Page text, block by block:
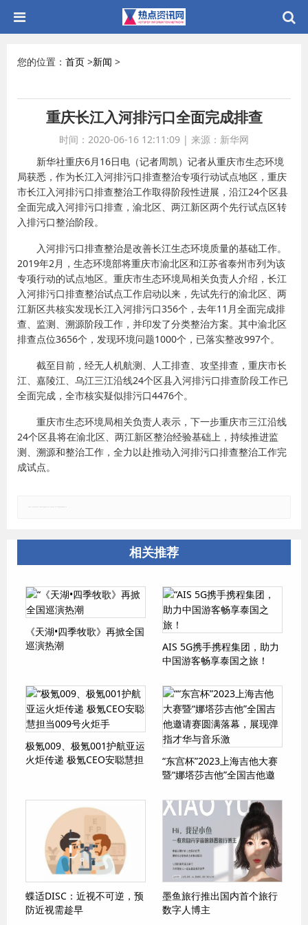
您的位置： 首页 >新闻 >
重庆长江入河排污口全面完成排查
时间：2020-06-16 12:11:09 | 来源：新华网
新华社重庆6月16日电（记者周凯）记者从重庆市生态环境
局获悉，作为长江入河排污口排查整治专项行动试点地区，重庆
市长江入河排污口排查整治工作取得阶段性进展，沿江24个区县
全面完成入河排污口排查，渝北区、两江新区两个先行试点区转
入排污口整治阶段。
入河排污口排查整治是改善长江生态环境质量的基础工作。
2019年2月，生态环境部将重庆市渝北区和江苏省泰州市列为该
专项行动的试点地区。重庆市生态环境局相关负责人介绍，长江
入河排污口排查整治试点工作启动以来，先试先行的渝北区、两
江新区共核实发现长江入河排污口356个，去年11月全面完成排
查、监测、溯源阶段工作，并印发了分类整治方案。其中渝北区
排查点位3656个，发现环境问题1000个，已落实整改997个。
截至目前，经无人机航测、人工排查、攻坚排查，重庆市长
江、嘉陵江、乌江三江沿线24个区县入河排污口排查阶段工作已
全面完成，全市核实疑似排污口4476个。
重庆市生态环境局相关负责人表示，下一步重庆市三江沿线
24个区县将在渝北区、两江新区整治经验基础上，持续推进监
测、溯源和整治工作，全力以赴推动入河排污口排查整治工作完
成试点。
相关推荐
《天湖•四季牧歌》再掀全国
巡演热潮
AIS 5G携手携程集团，助力
中国游客畅享泰国之旅！
极氪009、极氪001护航亚运
火炬传递 极氪CEO安聪慧担
“东宫杯”2023上海吉他大赛
暨“娜塔莎吉他”全国吉他邀
华与音乐激
蝶适DISC：近视不可逆，预
防近视需趁早
墨鱼旅行推出国内首个旅行
数字人博主